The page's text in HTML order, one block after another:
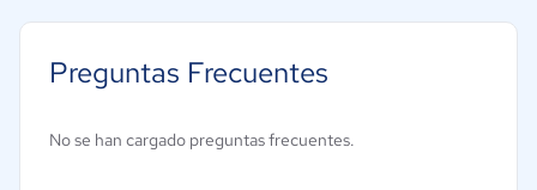
Evaluaciones
Preguntas Frecuentes
No se han cargado preguntas frecuentes.